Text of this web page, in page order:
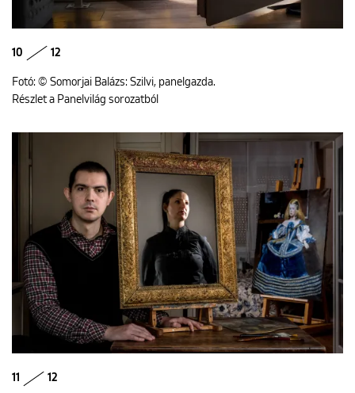
10 12
Fotó: © Somorjai Balázs: Szilvi, panelgazda.
Részlet a Panelvilág sorozatból
11 12